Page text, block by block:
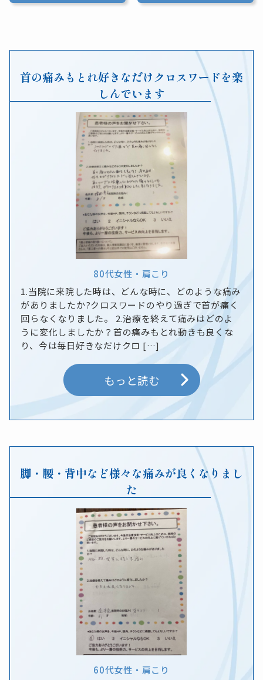
首の痛みもとれ好きなだけクロスワードを楽
しんでいます
80代女性 ・ 肩こり
1.当院に来院した時は、どんな時に、どのような痛み
がありましたか?クロスワードのやり過ぎで首が痛く
回らなくなりました。 2.治療を終えて痛みはどのよ
うに変化しましたか？首の痛みもとれ動きも良くな
り、今は毎日好きなだけクロ […]
もっと読む
脚・腰・背中など様々な痛みが良くなりまし
た
60代女性 ・ 肩こり